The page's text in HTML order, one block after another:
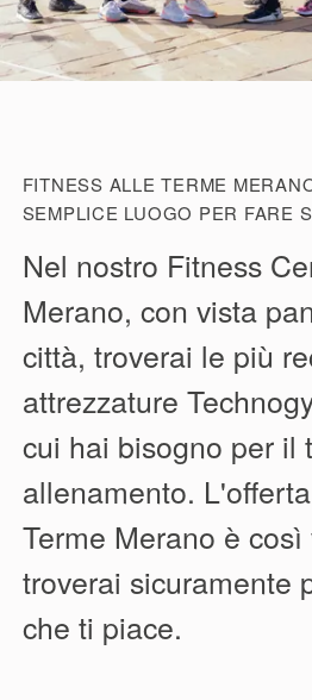
FITNESS ALLE TERME
SEMPLICE LUOGO PER FARE
Nel nostro Fitness
Merano, con vista
città, troverai le più
attrezzature
cui hai bisogno per il
allenamento.
Terme Merano è
troverai sicuramente
che ti piace.